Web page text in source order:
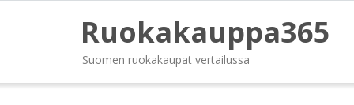
Ruokakauppa365
Suomen ruokakaupat vertailussa